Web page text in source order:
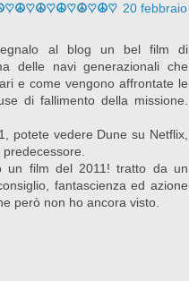
20 febbraio
al blog un bel film di
delle navi generazionali che
e come vengono affrontate le
di fallimento della missione.
potete vedere Dune su Netflix,
un film del 2011! tratto da un
fantascienza ed azione
però non ho ancora visto.